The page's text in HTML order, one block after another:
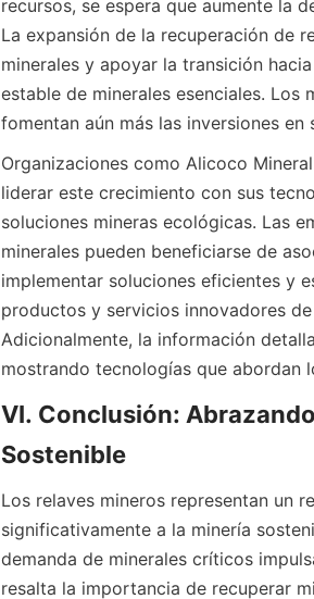
recursos, se espera que aumente la
La expansión de la recuperación de
minerales y apoyar la transición
estable de minerales esenciales.
fomentan aún más las inversiones
Organizaciones como Alicoco
liderar este crecimiento con sus
soluciones mineras ecológicas. Las
minerales pueden beneficiarse de
implementar soluciones eficientes y
productos y servicios innovadores
Adicionalmente, la información
VI. Conclusión:
Los relaves mineros representan un
significativamente a la minería
demanda de minerales críticos
resalta la importancia de recuperar